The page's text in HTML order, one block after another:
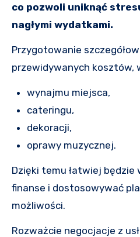
co pozwoli uniknąć
nagłymi wydatkami.
Przygotowanie
przewidywanych kosztów,
wynajmu miejsca,
cateringu,
dekoracji,
oprawy muzycznej.
Dzięki temu łatwiej
finanse i dostosowywać
możliwości.
Rozważcie negocjacje z